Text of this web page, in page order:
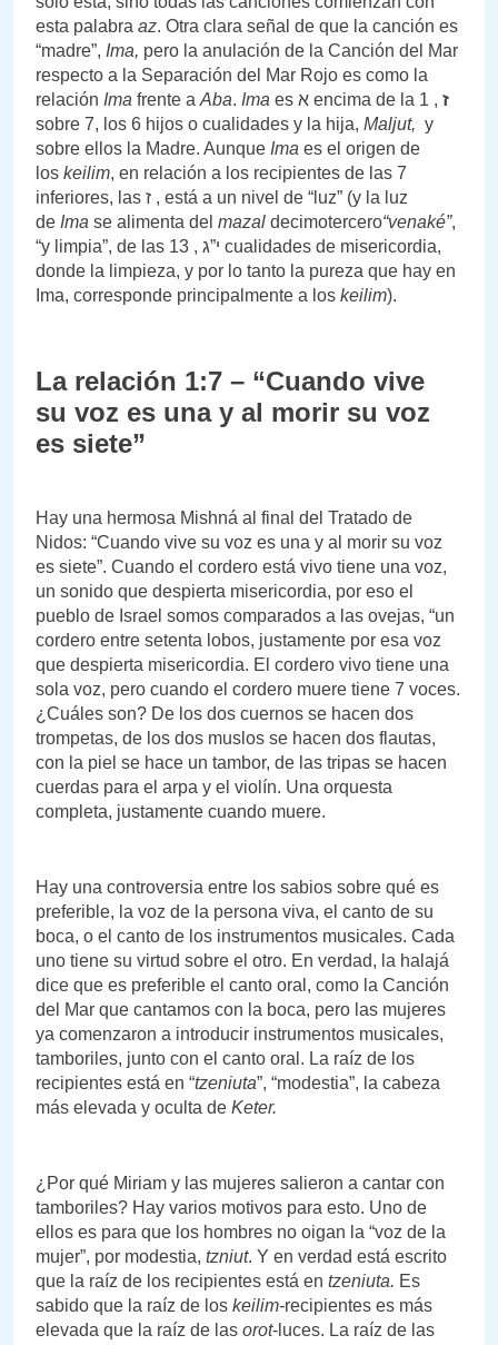
esta palabra az. Otra clara señal de que la canción es
“madre”, Ima, pero la anulación de la Canción del Mar
respecto a la Separación del Mar Rojo es como la
relación Ima frente a Aba. Ima es א encima de la ז
, 1
sobre 7, los 6 hijos o cualidades y la hija, Maljut, y
sobre ellos la Madre. Aunque Ima es el origen de
los keilim, en relación a los recipientes de las 7
inferiores, las ז , está a un nivel de “luz” (y la luz
de Ima se alimenta del mazal decimotercero“venaké”,
“y limpia”, de las י”ג , 13 cualidades de misericordia,
donde la limpieza, y por lo tanto la pureza que hay en
Ima, corresponde principalmente a los keilim).
La relación 1:7 – “Cuando vive
su voz es una y al morir su voz
es siete”
Hay una hermosa Mishná al final del Tratado de
Nidos: “Cuando vive su voz es una y al morir su voz
es siete”. Cuando el cordero está vivo tiene una voz,
un sonido que despierta misericordia, por eso el
pueblo de Israel somos comparados a las ovejas, “un
cordero entre setenta lobos, justamente por esa voz
que despierta misericordia. El cordero vivo tiene una
sola voz, pero cuando el cordero muere tiene 7 voces.
¿Cuáles son? De los dos cuernos se hacen dos
trompetas, de los dos muslos se hacen dos flautas,
con la piel se hace un tambor, de las tripas se hacen
cuerdas para el arpa y el violín. Una orquesta
completa, justamente cuando muere.
Hay una controversia entre los sabios sobre qué es
preferible, la voz de la persona viva, el canto de su
boca, o el canto de los instrumentos musicales. Cada
uno tiene su virtud sobre el otro. En verdad, la halajá
dice que es preferible el canto oral, como la Canción
del Mar que cantamos con la boca, pero las mujeres
ya comenzaron a introducir instrumentos musicales,
tamboriles, junto con el canto oral. La raíz de los
recipientes está en “tzeniuta”, “modestia”, la cabeza
más elevada y oculta de Keter.
¿Por qué Miriam y las mujeres salieron a cantar con
tamboriles? Hay varios motivos para esto. Uno de
ellos es para que los hombres no oigan la “voz de la
mujer”, por modestia, tzniut. Y en verdad está escrito
que la raíz de los recipientes está en tzeniuta. Es
sabido que la raíz de los keilim-recipientes es más
elevada que la raíz de las orot-luces. La raíz de las